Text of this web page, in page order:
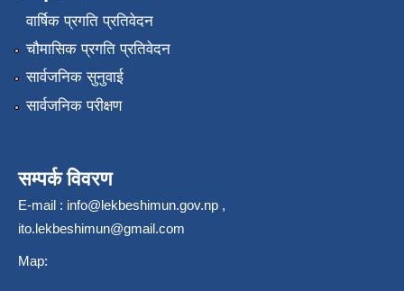
वार्षिक प्रगति प्रतिवेदन
चौमासिक प्रगति प्रतिवेदन
सार्वजनिक सुनुवाई
सार्वजनिक परीक्षण
सम्पर्क विवरण
E-mail : info@lekbeshimun.gov.np ,
ito.lekbeshimun@gmail.com
Map: